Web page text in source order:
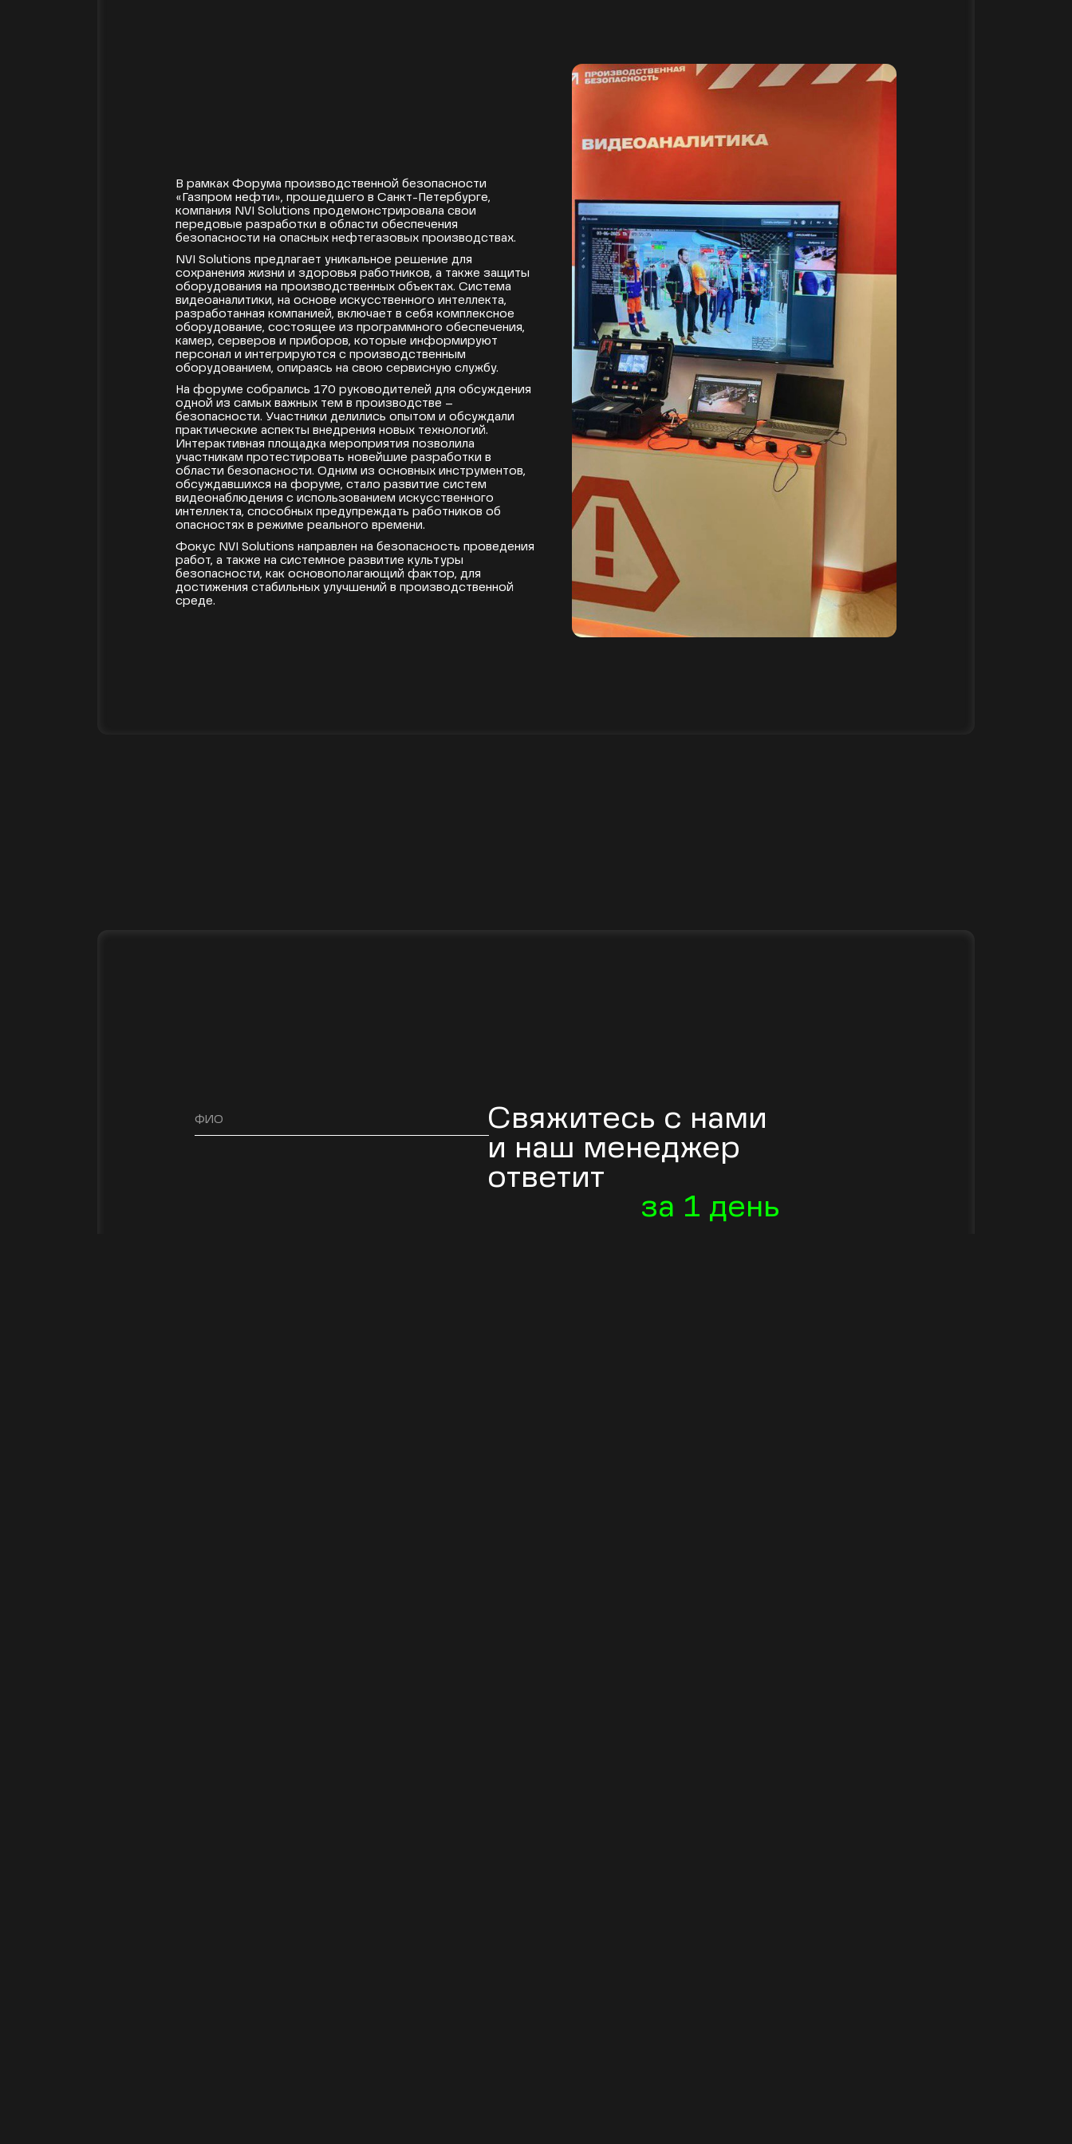
В рамках Форума производственной безопасности
«Газпром нефти», прошедшего в Санкт-Петербурге,
компания NVI Solutions продемонстрировала свои
передовые разработки в области обеспечения
безопасности на опасных нефтегазовых производствах.
NVI Solutions предлагает уникальное решение для
сохранения жизни и здоровья работников, а также защиты
оборудования на производственных объектах. Система
видеоаналитики, на основе искусственного интеллекта,
разработанная компанией, включает в себя комплексное
оборудование, состоящее из программного обеспечения,
камер, серверов и приборов, которые информируют
персонал и интегрируются с производственным
оборудованием, опираясь на свою сервисную службу.
На форуме собрались 170 руководителей для обсуждения
одной из самых важных тем в производстве –
безопасности. Участники делились опытом и обсуждали
практические аспекты внедрения новых технологий.
Интерактивная площадка мероприятия позволила
участникам протестировать новейшие разработки в
области безопасности. Одним из основных инструментов,
обсуждавшихся на форуме, стало развитие систем
видеонаблюдения с использованием искусственного
интеллекта, способных предупреждать работников об
опасностях в режиме реального времени.
Фокус NVI Solutions направлен на безопасность проведения
работ, а также на системное развитие культуры
безопасности, как основополагающий фактор, для
достижения стабильных улучшений в производственной
среде.
Свяжитесь с нами
и наш менеджер
ответит
за 1 день